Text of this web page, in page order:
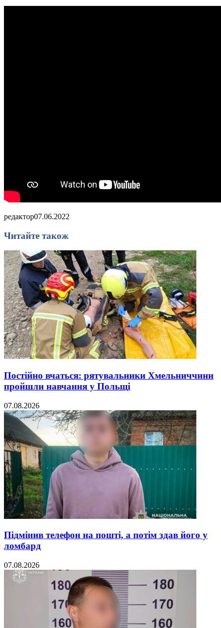
редактор07.06.2022
Читайте також
Постійно вчаться: рятувальники Хмельниччини
пройшли навчання у Польщі
07.08.2026
Підмінив телефон на пошті, а потім здав його у
ломбард
07.08.2026